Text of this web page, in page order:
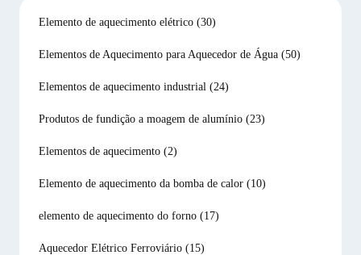
Elemento de aquecimento elétrico (30)
Elementos de Aquecimento para Aquecedor de Água (50)
Elementos de aquecimento industrial (24)
Produtos de fundição a moagem de alumínio (23)
Elementos de aquecimento (2)
Elemento de aquecimento da bomba de calor (10)
elemento de aquecimento do forno (17)
Aquecedor Elétrico Ferroviário (15)